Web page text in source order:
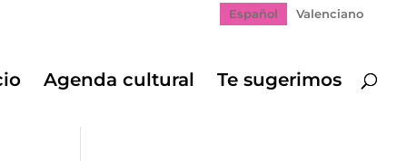
Español Valenciano
Agenda cultural Te sugerimos